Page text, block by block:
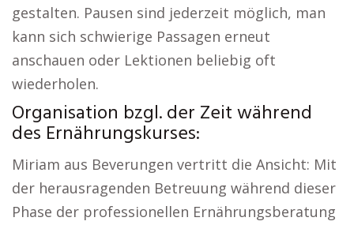
gestalten. Pausen sind jederzeit möglich, man
kann sich schwierige Passagen erneut
anschauen oder Lektionen beliebig oft
wiederholen.
Organisation bzgl. der Zeit während
des Ernährungskurses:
Miriam aus Beverungen vertritt die Ansicht: Mit
der herausragenden Betreuung während dieser
Phase der professionellen Ernährungsberatung